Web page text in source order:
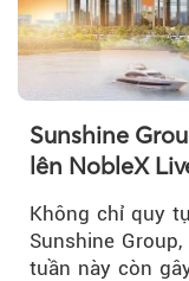
Sunshine
lên NobleX
Không chỉ quy
Sunshine
tuần này còn